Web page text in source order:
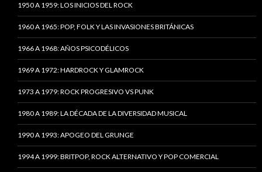
1950 A 1959: LOS INICIOS DEL ROCK
1960 A 1965: POP, FOLK Y LAS INVASIONES BRITÁNICAS
1966 A 1968: AÑOS PSICODÉLICOS
1969 A 1972: HARDROCK Y GLAMROCK
1973 A 1979: ROCK PROGRESIVO VS PUNK
1980 A 1989: LA DÉCADA DE LA DIVERSIDAD MUSICAL
1990 A 1993: APOGEO DEL GRUNGE
1994 A 1999: BRITPOP, ROCK ALTERNATIVO Y POP COMERCIAL